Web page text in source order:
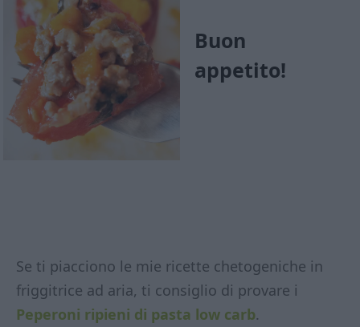
Buon
appetito!
Se ti piacciono le mie ricette chetogeniche in
friggitrice ad aria, ti consiglio di provare i
Peperoni ripieni di pasta low carb.